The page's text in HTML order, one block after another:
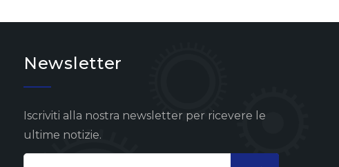
Newsletter
Iscriviti alla nostra newsletter per ricevere le
ultime notizie.